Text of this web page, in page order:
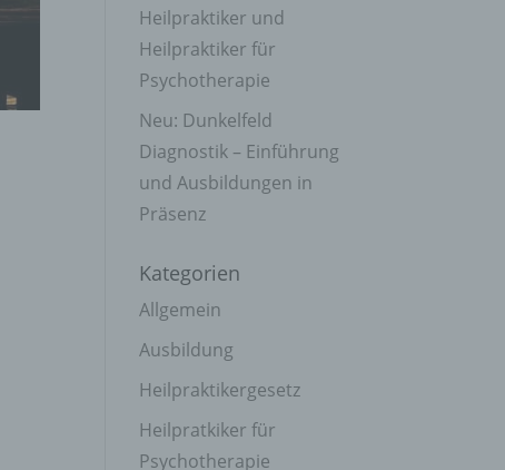
Heilpraktiker und
Heilpraktiker für
Psychotherapie
Neu: Dunkelfeld
Diagnostik – Einführung
und Ausbildungen in
Präsenz
Kategorien
Allgemein
Ausbildung
Heilpraktikergesetz
Heilpratkiker für
Psychotherapie